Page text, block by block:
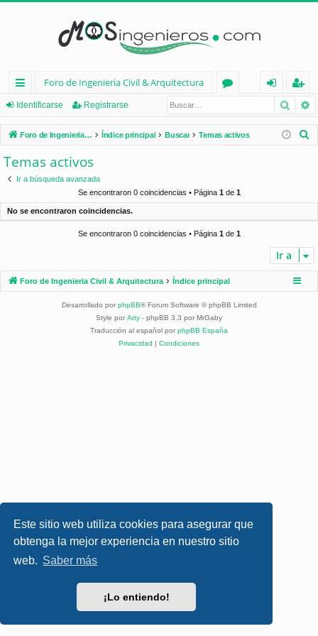
Este sitio web utiliza cookies para asegurar que
obtenga la mejor experiencia en nuestro sitio
web. Saber más
¡Lo entiendo!
nl
ac
es
rá
d
Foro de Ingenieria Civil & Arquitectura
os
nt
ifi
eg
ist
ra
Identificarse Registrarse
Foro de Ingenieria Civil & Arquitectura Índice principal Buscar Temas activos
Temas activos
Ir a búsqueda avanzada
Se encontraron 0 coincidencias • Página 1de 1
No se encontraron coincidencias.
Se encontraron 0 coincidencias • Página 1de 1
Ir a
Foro de Ingenieria Civil & Arquitectura Índice principal
Desarrollado por phpBB® Forum Software © phpBB Limited
Style por Arty - phpBB 3.3 por MrGaby
Traducción al español por phpBB España
Privacidad | Condiciones